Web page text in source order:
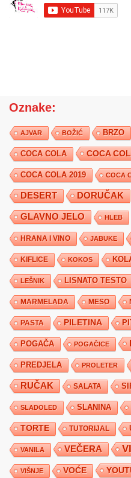
Oznake:
AJVAR BOŽIĆ BRZO
COCA COLA COCA
COCA COLA 2019 COCA
DESERT DORUČAK
GLAVNO JELO HLEB
HRANA I VINO JABUKE
KIFLICE KOKOS
LEŠNIK LISNATO TESTO
MARMELADA MESO
PASTA PILETINA
POGAČA POGAČICE
PREDJELA PROLETER
RUČAK SALATA
SLADOLED SLANINA
TORTE TUTORIJAL
VANILA VEČERA
VIŠNJE VOĆE